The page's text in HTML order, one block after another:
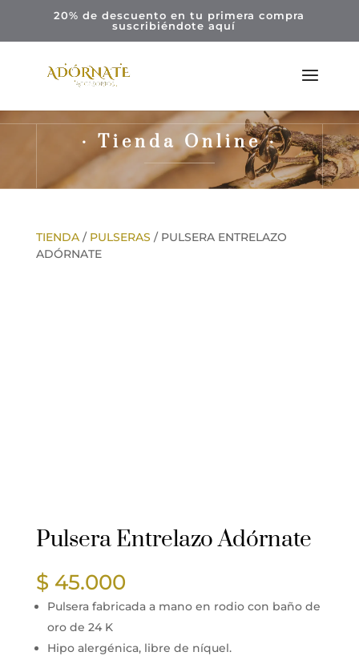
20% de descuento en tu primera compra
suscribiéndoteaquí
· Tienda Online ·
TIENDA/ PULSERAS / PULSERA ENTRELAZO
ADÓRNATE
Pulsera Entrelazo Adórnate
$ 45.000
Pulsera fabricada a mano en rodio con baño de
oro de 24 K
Hipo alergénica, libre de níquel.